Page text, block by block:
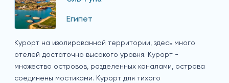
Египет
Курорт на изолированной территории, здесь много
отелей достаточно высокого уровня. Курорт -
множество островов, разделенных каналами, острова
соединены мостиками. Курорт для тихого